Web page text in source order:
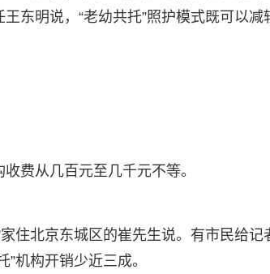
东明说，“老幼共托”照护模式既可以减
费从几百元至几千元不等。
住北京东城区的崔先生说。有市民给记
”机构开销少近三成。